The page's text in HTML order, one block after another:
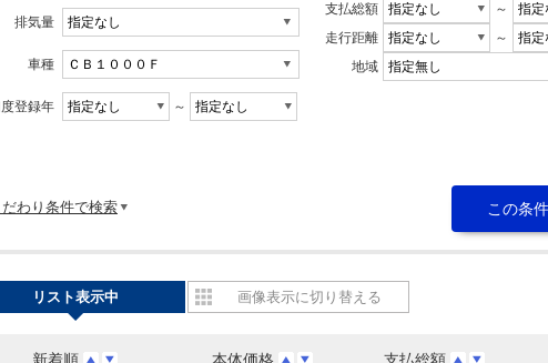
排気量
車種
登録年 ～
支払総額
～
走行距離
～
地域
だわり条件で検索
リスト表示中 画像表示に切り替える